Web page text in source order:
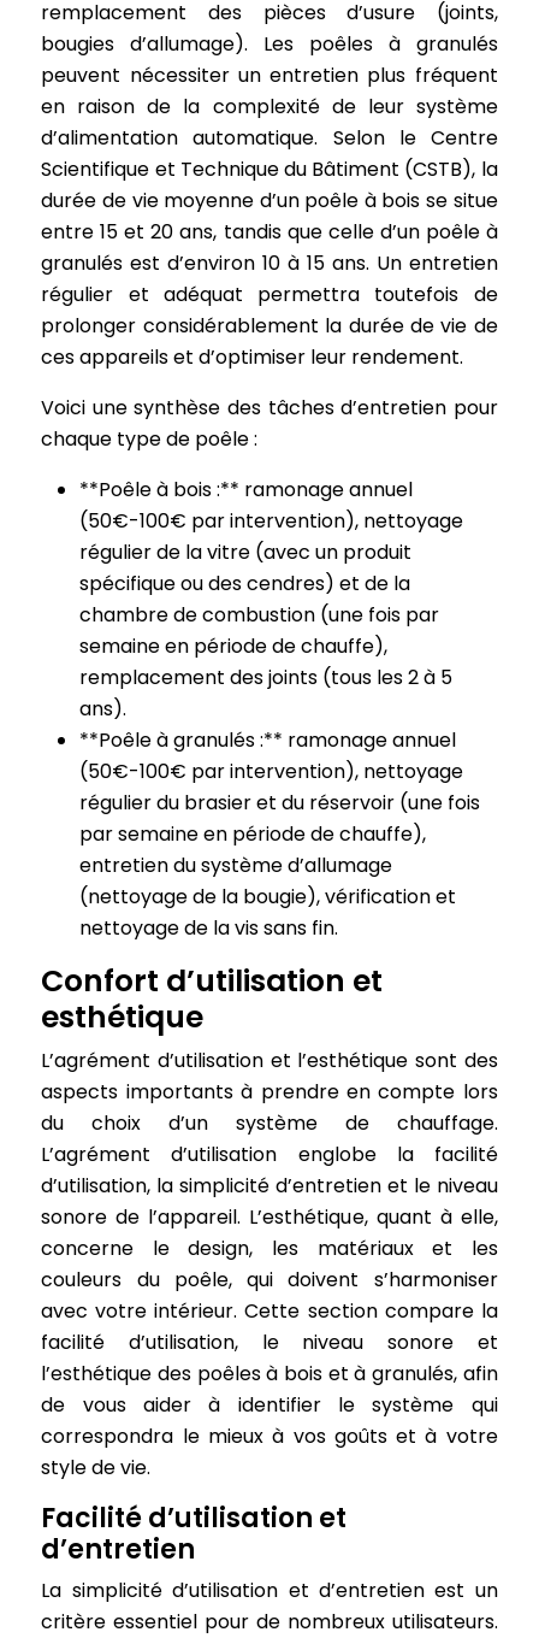
remplacement des pièces d’usure (joints,
bougies d’allumage). Les poêles à granulés
peuvent nécessiter un entretien plus fréquent
en raison de la complexité de leur système
d’alimentation automatique. Selon le Centre
Scientifique et Technique du Bâtiment (CSTB), la
durée de vie moyenne d’un poêle à bois se situe
entre 15 et 20 ans, tandis que celle d’un poêle à
granulés est d’environ 10 à 15 ans. Un entretien
régulier et adéquat permettra toutefois de
prolonger considérablement la durée de vie de
ces appareils et d’optimiser leur rendement.
Voici une synthèse des tâches d’entretien pour
chaque type de poêle :
**Poêle à bois :** ramonage annuel
(50€-100€ par intervention), nettoyage
régulier de la vitre (avec un produit
spécifique ou des cendres) et de la
chambre de combustion (une fois par
semaine en période de chauffe),
remplacement des joints (tous les 2 à 5
ans).
**Poêle à granulés :** ramonage annuel
(50€-100€ par intervention), nettoyage
régulier du brasier et du réservoir (une fois
par semaine en période de chauffe),
entretien du système d’allumage
(nettoyage de la bougie), vérification et
nettoyage de la vis sans fin.
Confort d’utilisation et
esthétique
L’agrément d’utilisation et l’esthétique sont des
aspects importants à prendre en compte lors
du choix d’un système de chauffage.
L’agrément d’utilisation englobe la facilité
d’utilisation, la simplicité d’entretien et le niveau
sonore de l’appareil. L’esthétique, quant à elle,
concerne le design, les matériaux et les
couleurs du poêle, qui doivent s’harmoniser
avec votre intérieur. Cette section compare la
facilité d’utilisation, le niveau sonore et
l’esthétique des poêles à bois et à granulés, afin
de vous aider à identifier le système qui
correspondra le mieux à vos goûts et à votre
style de vie.
Facilité d’utilisation et
d’entretien
La simplicité d’utilisation et d’entretien est un
critère essentiel pour de nombreux utilisateurs.